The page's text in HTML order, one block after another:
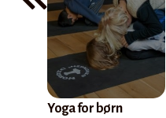
Yoga for børn